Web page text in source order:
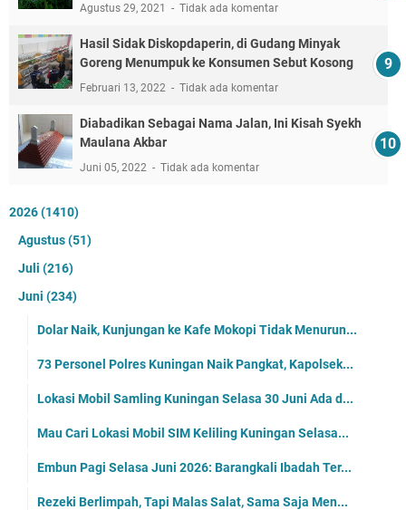
Agustus 29, 2021 Tidak ada komentar
Hasil Sidak Diskopdaperin, di Gudang Minyak
Goreng Menumpuk ke Konsumen Sebut Kosong
Februari 13, 2022 Tidak ada komentar
Diabadikan Sebagai Nama Jalan, Ini Kisah Syekh
Maulana Akbar
Juni 05, 2022 Tidak ada komentar
2026(1410)
Agustus(51)
Juli (216)
Juni (234)
Dolar Naik, Kunjungan ke Kafe Mokopi Tidak Menurun...
73 Personel Polres Kuningan Naik Pangkat, Kapolsek...
Lokasi Mobil Samling Kuningan Selasa 30 Juni Ada d...
Mau Cari Lokasi Mobil SIM Keliling Kuningan Selasa...
Embun Pagi Selasa Juni 2026: Barangkali Ibadah Ter...
Rezeki Berlimpah, Tapi Malas Salat, Sama Saja Men...